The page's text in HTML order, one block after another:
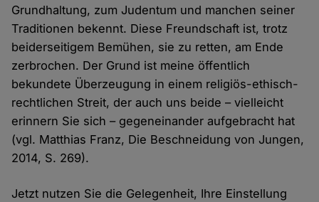
Grundhaltung, zum Judentum und manchen seiner
Traditionen bekennt. Diese Freundschaft ist, trotz
beiderseitigem Bemühen, sie zu retten, am Ende
zerbrochen. Der Grund ist meine öffentlich
bekundete Überzeugung in einem religiös-ethisch-
rechtlichen Streit, der auch uns beide – vielleicht
erinnern Sie sich – gegeneinander aufgebracht hat
(vgl. Matthias Franz, Die Beschneidung von Jungen,
2014, S. 269).
Jetzt nutzen Sie die Gelegenheit, Ihre Einstellung